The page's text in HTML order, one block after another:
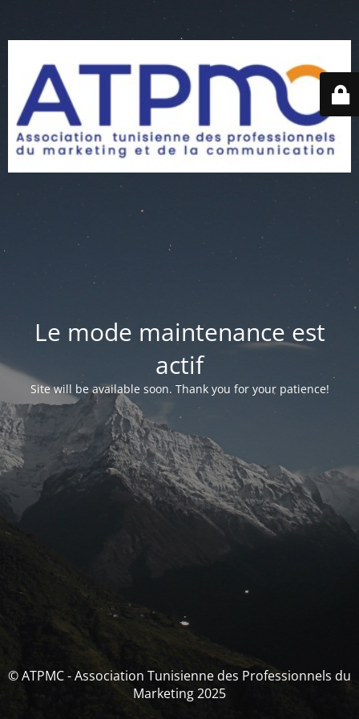
Le mode maintenance est
actif
Site will be available soon. Thank you for your patience!
© ATPMC - Association Tunisienne des Professionnels du
Marketing 2025